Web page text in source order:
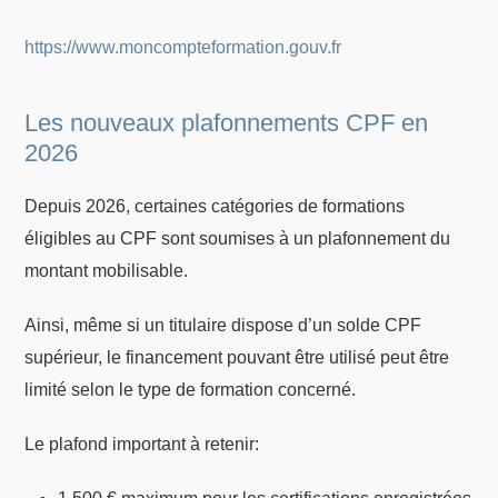
https://www.moncompteformation.gouv.fr
Les nouveaux plafonnements CPF en
2026
Depuis 2026, certaines catégories de formations
éligibles au CPF sont soumises à un plafonnement du
montant mobilisable.
Ainsi, même si un titulaire dispose d’un solde CPF
supérieur, le financement pouvant être utilisé peut être
limité selon le type de formation concerné.
Le plafond important à retenir: